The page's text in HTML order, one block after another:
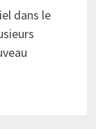
dans le